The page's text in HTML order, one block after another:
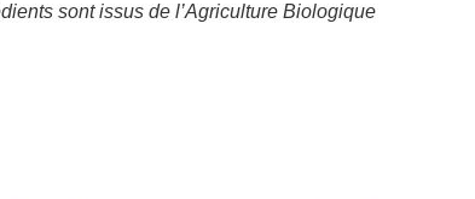
sont issus de l’Agriculture Biologique